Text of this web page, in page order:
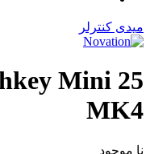
میدی کنترلر
Mini 25
MK4
نا موجود